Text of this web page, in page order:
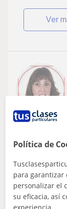
ver
Audición y
Refuerzo
algún
Graduada en
audición y
Política de
para garantizar
personalizar el
su eficacia, así
experiencia.